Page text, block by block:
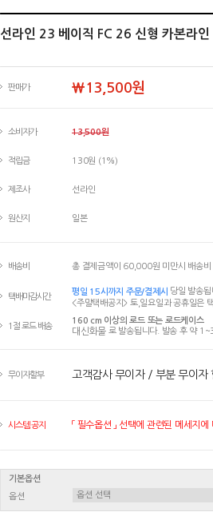
선라인 23 베이직 FC 26 신형 카본라인
판매가 ￦13,500원
소비자가 13,500원
적립금 130원 (1%)
제조사 선라인
원산지 일본
배송비 총 결제금액이 60,000원 미만시 배송
택배마감시간
평일 15시까지 주문/결제시 당일 발송
<주말택배공지> 토,일요일과 공휴일은
1절 로드 배송
160 cm 이상의 로드 또는 로드케이스
대신화물 로 발송됩니다. 발송 후 약
무이자할부 고객감사 무이자 / 부분 무이
시스템 공지 「 필수옵션 」 선택에 관련된 메세지
기본옵션
옵션